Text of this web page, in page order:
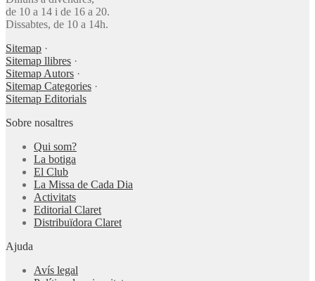
de 10 a 14 i de 16 a 20.
Dissabtes, de 10 a 14h.
Sitemap ·
Sitemap llibres ·
Sitemap Autors ·
Sitemap Categories ·
Sitemap Editorials
Sobre nosaltres
Qui som?
La botiga
El Club
La Missa de Cada Dia
Activitats
Editorial Claret
Distribuïdora Claret
Ajuda
Avís legal